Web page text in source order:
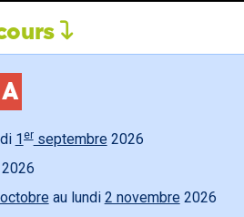
1 erseptembre 2026
2026
au lundi 2 novembre 2026